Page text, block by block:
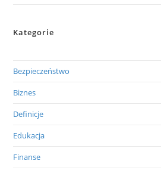
Kategorie
Bezpieczeństwo
Biznes
Definicje
Edukacja
Finanse